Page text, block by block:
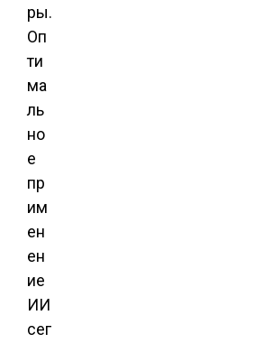
ры.
Оп
ти
ма
ль
но
е
пр
им
ен
ен
ие
ИИ
сег